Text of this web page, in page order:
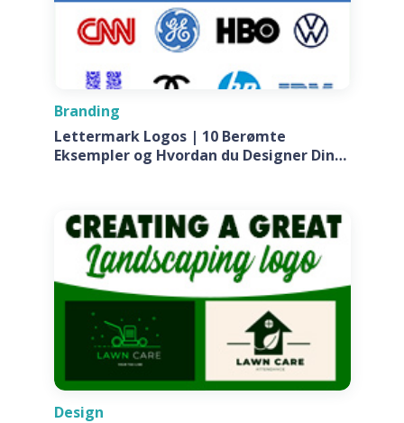
Branding
Lettermark Logos | 10 Berømte
Eksempler og Hvordan du Designer Din
Design